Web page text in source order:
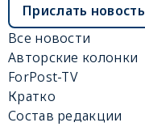
Прислать новость
Все новости
Авторские колонки
ForPost-TV
Кратко
Состав редакции